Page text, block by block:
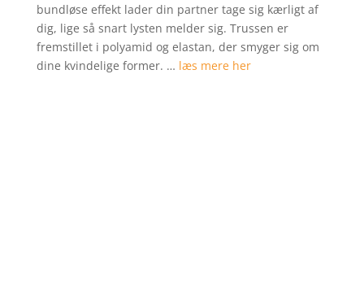
bundløse effekt lader din partner tage sig kærligt af
dig, lige så snart lysten melder sig. Trussen er
fremstillet i polyamid og elastan, der smyger sig om
dine kvindelige former. … læs mere her